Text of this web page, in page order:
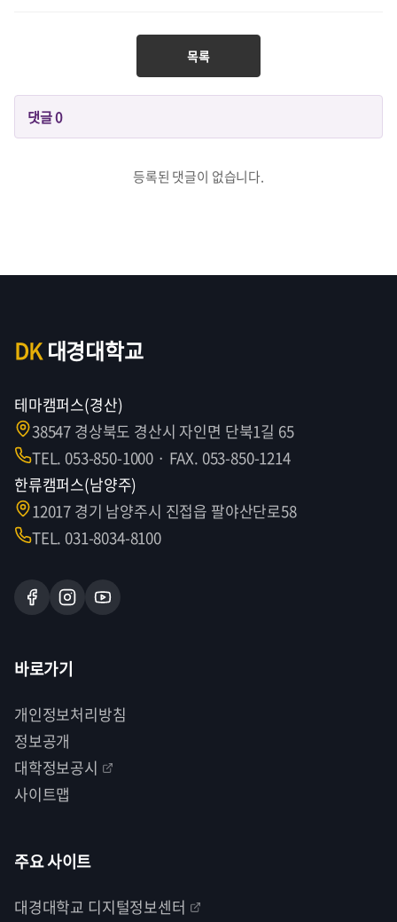
목록
댓글0
등록된 댓글이 없습니다.
DK대경대학교
테마캠퍼스(경산)
38547 경상북도 경산시 자인면 단북1길 65
TEL. 053-850-1000 · FAX. 053-850-1214
한류캠퍼스(남양주)
12017 경기 남양주시 진접읍 팔야산단로58
TEL. 031-8034-8100
바로가기
개인정보처리방침
정보공개
대학정보공시
사이트맵
주요 사이트
대경대학교 디지털정보센터